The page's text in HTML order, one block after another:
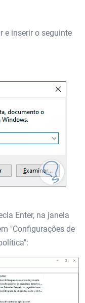
e inserir o seguinte
Enter, na janela
"Configurações de